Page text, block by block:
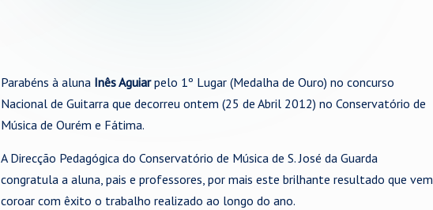
Parabéns à aluna Inês Aguiarpelo 1º Lugar (Medalha de Ouro) no concurso
Nacional de Guitarra que decorreu ontem (25 de Abril 2012) no Conservatório de
Música de Ourém e Fátima.
A Direcção Pedagógica do Conservatório de Música de S. José da Guarda
congratula a aluna, pais e professores, por mais este brilhante resultado que vem
coroar com êxito o trabalho realizado ao longo do ano.